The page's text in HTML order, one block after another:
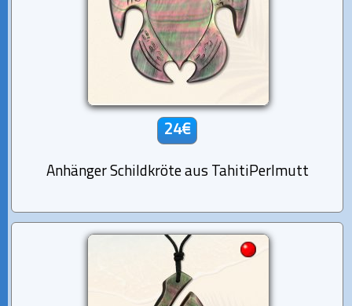
24€
Anhänger Schildkröte aus TahitiPerlmutt